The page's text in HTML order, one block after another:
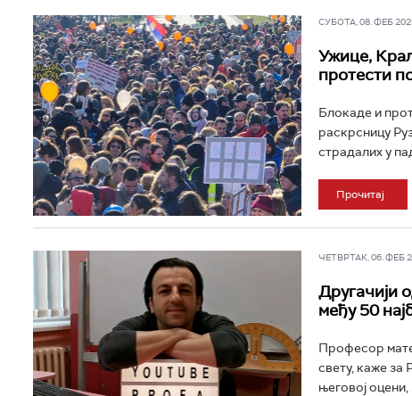
СУБОТА, 08. ФЕБ
Ужице,
протести
Блокаде и
раскрсницу
страдалих у
Прочитај
ЧЕТВРТАК, 06. ФЕБ
Другачији
међу 50
Професор
свету, каже за
његовој оцени,